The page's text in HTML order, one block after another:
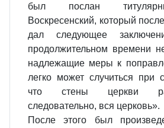
был послан
Воскресенский, который
дал следующее
продолжительном времени
надлежащие меры к
легко может случиться при
что стены церкви
следовательно, вся церковь».
После этого был